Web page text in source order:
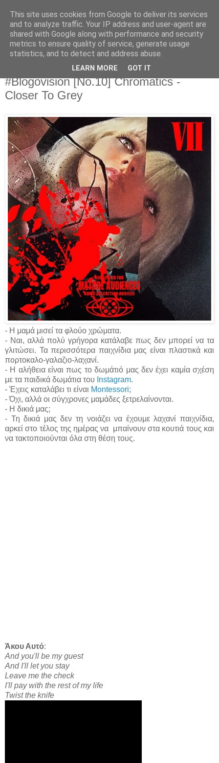
Άκου αυτό ♫
I listen to bands that don't even exist yet.
#Blogovision [No.10] Chromatics -
Closer To Grey
- Η μαμά μισεί τα φλούο χρώματα.
- Ναι, αλλά πολύ γρήγορα κατάλαβε πως δεν μπορεί να τα
γλιτώσει. Τα περισσότερα παιχνίδια μας είναι πλαστικά και
πορτοκαλο-γαλαζιο-λαχανί.
- Η αλήθεια είναι πως το δωμάτιό μας δεν έχει καμία σχέση
με τα παιδικά δωμάτια του Instagram.
- Έχεις καταλάβει τι είναι Montessori;
- Όχι, αλλά οι σύγχρονες μαμάδες ξετρελαίνονται.
- Η δικιά μας;
- Τη δικιά μας δεν τη νοιάζει να έχουμε λαχανί παιχνίδια,
αρκεί στο τέλος της ημέρας να μπαίνουν στα κουτιά τους και
να τακτοποιούνται όλα στη θέση τους.
Άκου Αυτό:
And you'll be my guest
And I'll let you stay
Leave me the check
I'll pay with the rest of my life
Twist the knife
This site uses cookies from Google to deliver its services
and to analyze traffic. Your IP address and user-agent are
shared with Google along with performance and security
metrics to ensure quality of service, generate usage
statistics, and to detect and address abuse.
LEARN MORE GOT IT